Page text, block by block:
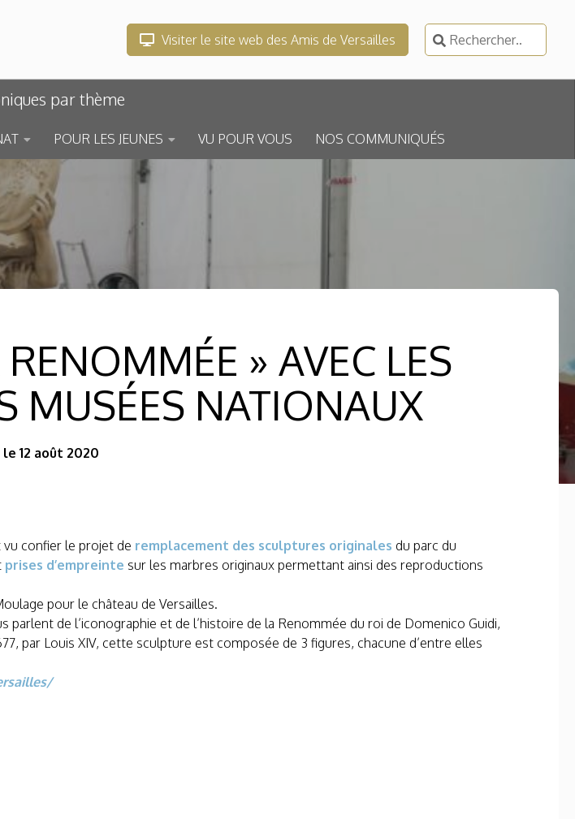
Visiter le site web des Amis de Versailles
Rechercher :
par thème
POUR LES JEUNES VU POUR VOUS NOS COMMUNIQUÉS
» AVEC LES
MUSÉES NATIONAUX
12 août 2020
vu confier le projet de remplacement des sculptures originales du parc du
prises d’empreinte sur les marbres originaux permettant ainsi des reproductions
pour le château de Versailles.
de l’iconographie et de l’histoire de la Renommée du roi de Domenico Guidi,
par Louis XIV, cette sculpture est composée de 3 figures, chacune d’entre elles